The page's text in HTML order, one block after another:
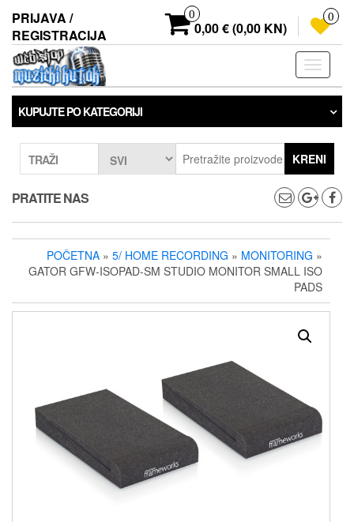
sadržaj
PRIJAVA /
REGISTRACIJA
0
0,00 € (0,00 KN)
0
KUPUJTE PO KATEGORIJI
TRAŽI KRENI
PRATITE NAS
POČETNA » 5/ HOME RECORDING » MONITORING »
GATOR GFW-ISOPAD-SM STUDIO MONITOR SMALL ISO
PADS